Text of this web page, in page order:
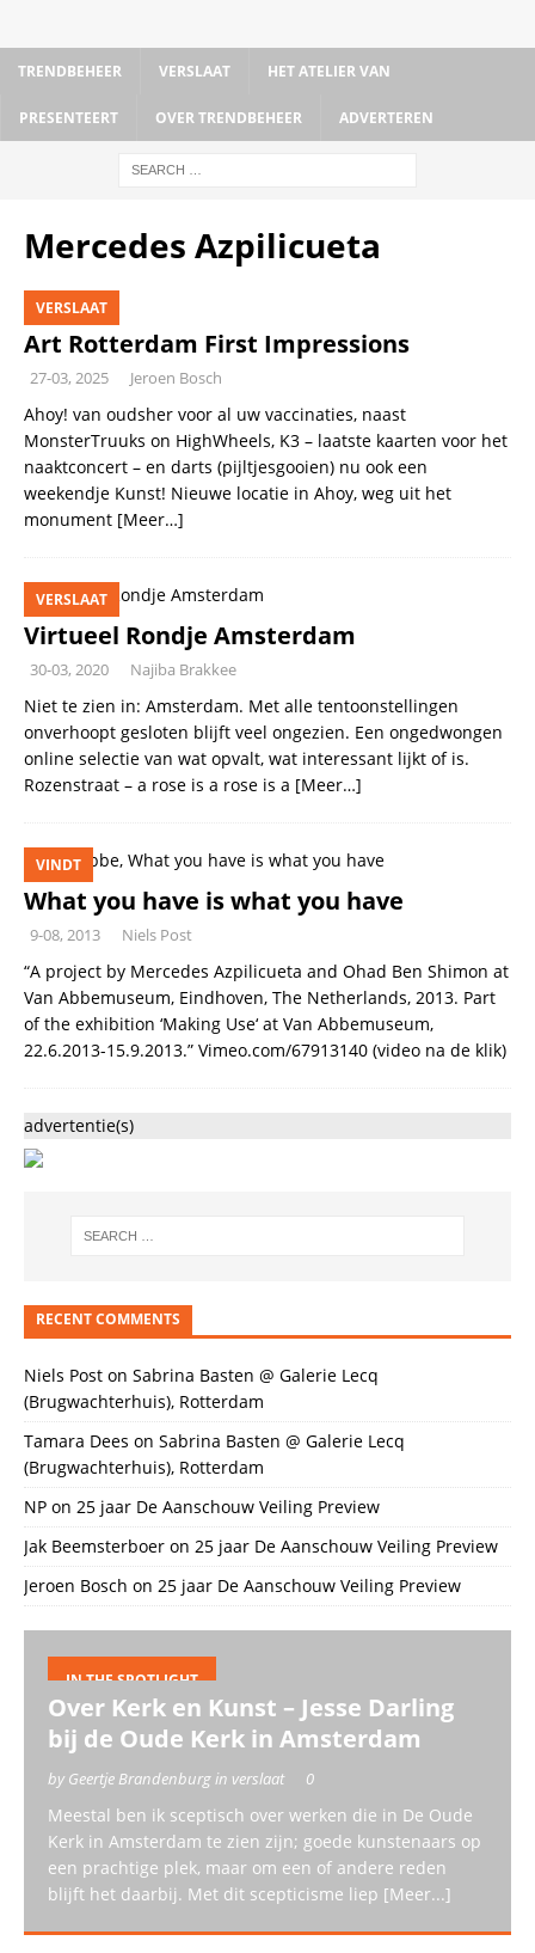
TRENDBEHEER VERSLAAT HET ATELIER VAN
PRESENTEERT OVER TRENDBEHEER ADVERTEREN
Mercedes Azpilicueta
VERSLAAT
Art Rotterdam First Impressions
27-03, 2025 Jeroen Bosch
Ahoy! van oudsher voor al uw vaccinaties, naast
MonsterTruuks on HighWheels, K3 – laatste kaarten voor het
naaktconcert – en darts (pijltjesgooien) nu ook een
weekendje Kunst! Nieuwe locatie in Ahoy, weg uit het
monument [Meer…]
VERSLAAT
Virtueel Rondje Amsterdam
30-03, 2020 Najiba Brakkee
Niet te zien in: Amsterdam. Met alle tentoonstellingen
onverhoopt gesloten blijft veel ongezien. Een ongedwongen
online selectie van wat opvalt, wat interessant lijkt of is.
Rozenstraat – a rose is a rose is a [Meer…]
VINDT
What you have is what you have
9-08, 2013 Niels Post
“A project by Mercedes Azpilicueta and Ohad Ben Shimon at
Van Abbemuseum, Eindhoven, The Netherlands, 2013. Part
of the exhibition ‘Making Use‘ at Van Abbemuseum,
22.6.2013-15.9.2013.” Vimeo.com/67913140 (video na de klik)
advertentie(s)
RECENT COMMENTS
Niels Post on Sabrina Basten @ Galerie Lecq
(Brugwachterhuis), Rotterdam
Tamara Dees on Sabrina Basten @ Galerie Lecq
(Brugwachterhuis), Rotterdam
NP on 25 jaar De Aanschouw Veiling Preview
Jak Beemsterboer on 25 jaar De Aanschouw Veiling Preview
Jeroen Bosch on 25 jaar De Aanschouw Veiling Preview
IN THE SPOTLIGHT
Over Kerk en Kunst – Jesse Darling
bij de Oude Kerk in Amsterdam
by Geertje Brandenburg in verslaat 0
Meestal ben ik sceptisch over werken die in De Oude
Kerk in Amsterdam te zien zijn; goede kunstenaars op
een prachtige plek, maar om een of andere reden
blijft het daarbij. Met dit scepticisme liep [Meer...]